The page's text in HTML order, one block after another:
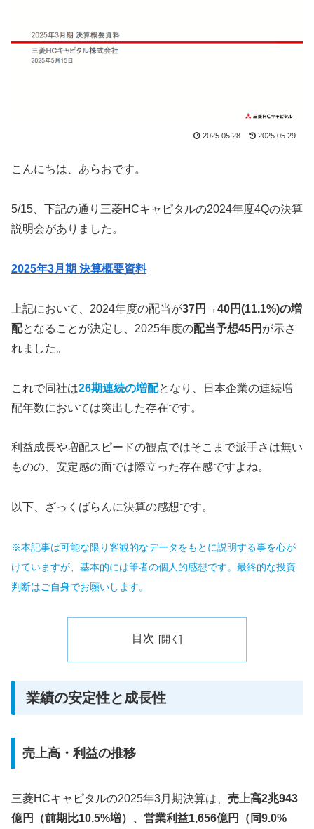
2025.05.28 2025.05.29
こんにちは、あらおです。
5/15、下記の通り三菱HCキャピタルの2024年度4Qの決算
説明会がありました。
2025年3月期 決算概要資料
上記において、2024年度の配当が37円→40円(11.1%)の増
配となることが決定し、2025年度の配当予想45円 が示さ
れました。
これで同社は26期連続の増配となり、日本企業の連続増
配年数においては突出した存在です。
利益成長や増配スピードの観点ではそこまで派手さは無い
ものの、安定感の面では際立った存在感ですよね。
以下、ざっくばらんに決算の感想です。
※本記事は可能な限り客観的なデータをもとに説明する事を心が
けていますが、基本的には筆者の個人的感想です。最終的な投資
判断はご自身でお願いします。
目次
業績の安定性と成長性
売上高・利益の推移
三菱HCキャピタルの2025年3月期決算は、 売上高2兆943
億円（前期比10.5%増）、営業利益1,656億円（同9.0%